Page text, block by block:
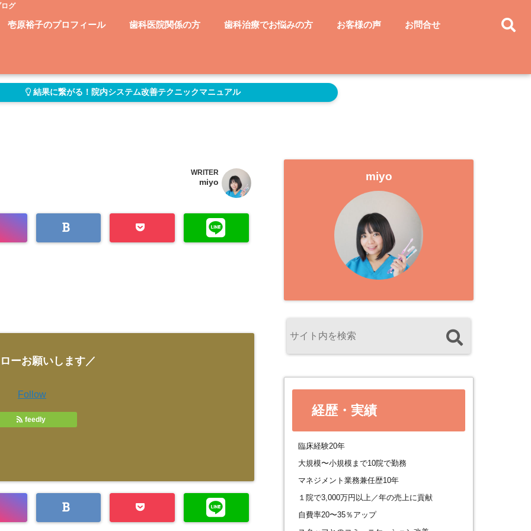
グ
壱原裕子のプロフィール 歯科医院関係の方 歯科治療でお悩みの方 お客様の声 お問合せ
結果に繋がる！院内システム改善テクニックマニュアル
WRITER
miyo
ーお願いします／
Follow
feedly
miyo
経歴・実績
臨床経験20年
大規模〜小規模まで10院で勤務
マネジメント業務兼任歴10年
１院で3,000万円以上／年の売上に貢献
自費率20〜35％アップ